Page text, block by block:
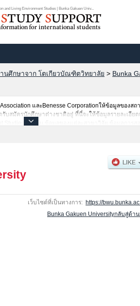
and Living Environment Studies | Bunka Gakuen Univ...
านศึกษาจาก โตเกียวบัณฑิตวิทยาลัย > Bunka
Association และBenesse Corporationให้ข้อมูลขอ
มัครนักศึกษาต่างชาติอยู่ ที่นี่จะให้ข้อมูลรายละเอียด
Studies เป็นต้น,ข้อมูลของแต่ละสาขาวิจัย,ข้อมูลกา
เว็บไซต์ที่เป็นทางการ: https://
Bunka Gakuen Universityกลับสู่ด้า